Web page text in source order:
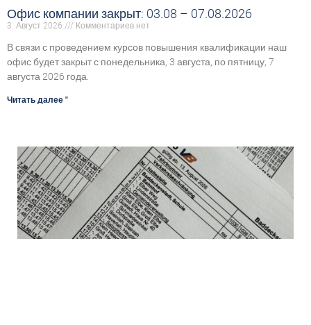
Офис компании закрыт: 03.08 – 07.08.2026
3. Август 2026 Комментариев нет
В связи с проведением курсов повышения квалификации наш
офис будет закрыт с понедельника, 3 августа, по пятницу, 7
августа 2026 года.
Читать далее "